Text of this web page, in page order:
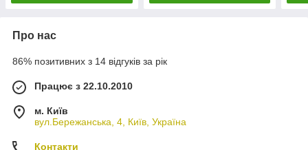
Про нас
86% позитивних з 14 відгуків за рік
Працює з 22.10.2010
м. Київ
вул.Бережанська, 4, Київ, Україна
Контакти